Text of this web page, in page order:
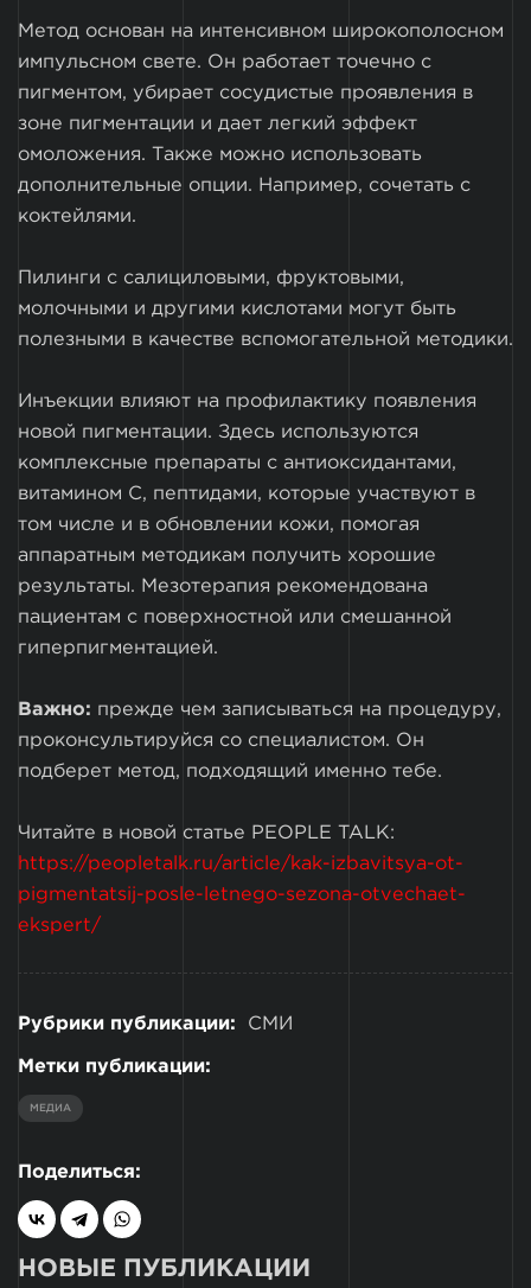
Метод основан на интенсивном широкополосном
импульсном свете. Он работает точечно с
пигментом, убирает сосудистые проявления в
зоне пигментации и дает легкий эффект
омоложения. Также можно использовать
дополнительные опции. Например, сочетать с
коктейлями.
Пилинги с салициловыми, фруктовыми,
молочными и другими кислотами могут быть
полезными в качестве вспомогательной методики.
Инъекции влияют на профилактику появления
новой пигментации. Здесь используются
комплексные препараты с антиоксидантами,
витамином С, пептидами, которые участвуют в
том числе и в обновлении кожи, помогая
аппаратным методикам получить хорошие
результаты. Мезотерапия рекомендована
пациентам с поверхностной или смешанной
гиперпигментацией.
Важно: прежде чем записываться на процедуру,
проконсультируйся со специалистом. Он
подберет метод, подходящий именно тебе.
Читайте в новой статье PEOPLE TALK:
https://peopletalk.ru/article/kak-izbavitsya-ot-
pigmentatsij-posle-letnego-sezona-otvechaet-
ekspert/
Рубрики публикации: СМИ
Метки публикации:
МЕДИА
Поделиться:
НОВЫЕ ПУБЛИКАЦИИ